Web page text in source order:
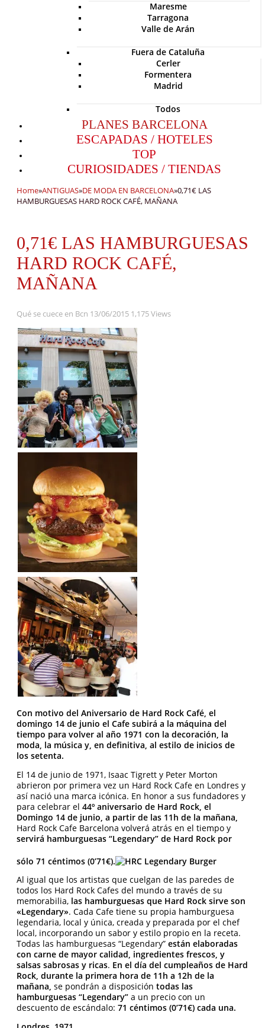
Maresme
Tarragona
Valle de Arán
Fuera de Cataluña
Cerler
Formentera
Madrid
Todos
PLANES BARCELONA
ESCAPADAS / HOTELES
TOP
CURIOSIDADES / TIENDAS
Home»ANTIGUAS»DE MODA EN BARCELONA»0,71€ LAS
HAMBURGUESAS HARD ROCK CAFÉ, MAÑANA
0,71€ LAS HAMBURGUESAS
HARD ROCK CAFÉ,
MAÑANA
Qué se cuece en Bcn 13/06/2015 1,175 Views
Con motivo del Aniversario de Hard Rock Café, el
domingo 14 de junio el Cafe subirá a la máquina del
tiempo para volver al año 1971 con la decoración, la
moda, la música y, en definitiva, al estilo de inicios de
los setenta.
El 14 de junio de 1971, Isaac Tigrett y Peter Morton
abrieron por primera vez un Hard Rock Cafe en Londres y
así nació una marca icónica. En honor a sus fundadores y
para celebrar el 44º aniversario de Hard Rock, el
Domingo 14 de junio, a partir de las 11h de la mañana,
Hard Rock Cafe Barcelona volverá atrás en el tiempo y
servirá hamburguesas “Legendary” de Hard Rock por
sólo 71 céntimos (0’71€).
Al igual que los artistas que cuelgan de las paredes de
todos los Hard Rock Cafes del mundo a través de su
memorabilia, las hamburguesas que Hard Rock sirve son
«Legendary». Cada Cafe tiene su propia hamburguesa
legendaria, local y única, creada y preparada por el chef
local, incorporando un sabor y estilo propio en la receta.
Todas las hamburguesas “Legendary” están elaboradas
con carne de mayor calidad, ingredientes frescos, y
salsas sabrosas y ricas. En el día del cumpleaños de Hard
Rock, durante la primera hora de 11h a 12h de la
mañana, se pondrán a disposición todas las
hamburguesas “Legendary” a un precio con un
descuento de escándalo: 71 céntimos (0’71€) cada una.